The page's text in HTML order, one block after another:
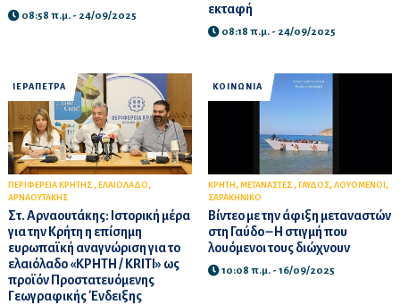
08:58 π.μ. - 24/09/2025
εκταφή
08:18 π.μ. - 24/09/2025
ΙΕΡΑΠΕΤΡΑ
ΠΕΡΙΦΕΡΕΙΑ ΚΡΗΤΗΣ , ΕΛΑΙΟΛΑΔΟ,
ΑΡΝΑΟΥΤΑΚΗΣ
Στ. Αρναουτάκης: Ιστορική μέρα
για την Κρήτη η επίσημη
ευρωπαϊκή αναγνώριση για το
ελαιόλαδο «ΚΡΗΤΗ / KRITI» ως
προϊόν Προστατευόμενης
Γεωγραφικής Ένδειξης
ΚΟΙΝΩΝΙΑ
ΚΡΗΤΗ , ΜΕΤΑΝΑΣΤΕΣ , ΓΑΥΔΟΣ, ΛΟΥΟΜΕΝΟΙ ,
ΣΑΡΑΚΗΝΙΚΟ
Βίντεο με την άφιξη μεταναστών
στη Γαύδο – Η στιγμή που
λουόμενοι τους διώχνουν
10:08 π.μ. - 16/09/2025